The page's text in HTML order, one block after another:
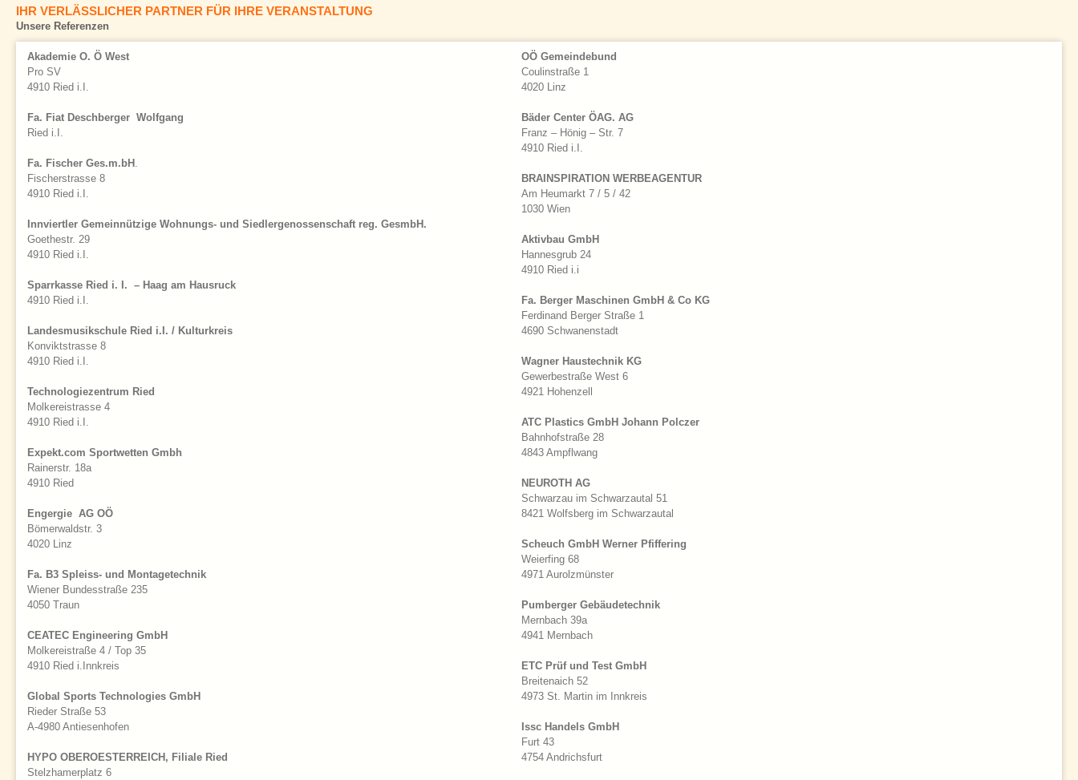
um
die
Social-
Media-
Schaltflächen
einzublenden.
beachten
Sie,
über
diese
Funktionen
benutzerbezogene
Dritte
übertragen
können.
um
die
Social-
Media-
Schaltflächen
einzublenden.
beachten
Sie,
über
diese
Funktionen
benutzerbezogene
an
Dritte
übertragen
können.
um
die
Social-
Media-
Schaltflächen
einzublenden.
beachten
Sie,
über
diese
Funktionen
benutzerbezogene
an
Dritte
übertragen
können.
IHR VERLÄSSLICHER PARTNER FÜR IHRE VERANSTALTUNG
Unsere Referenzen
Akademie O. Ö West
Pro SV
4910 Ried i.I.
Fa. Fiat Deschberger Wolfgang
Ried i.I.
Fa. Fischer Ges.m.bH
Fischerstrasse 8
4910 Ried i.I.
Innviertler Gemeinnützige Wohnungs- und Siedlergenossenschaft reg. GesmbH.
Goethestr. 29
4910 Ried i.I.
Sparrkasse Ried i. I. – Haag am Hausruck
4910 Ried i.I.
Landesmusikschule Ried i.I. / Kulturkreis
Konviktstrasse 8
4910 Ried i.I.
Technologiezentrum Ried
Molkereistrasse 4
4910 Ried i.I.
Expekt.com Sportwetten Gmbh
Rainerstr. 18a
4910 Ried
Engergie AG OÖ
Bömerwaldstr. 3
4020 Linz
Fa. B3 Spleiss- und Montagetechnik
Wiener Bundesstraße 235
4050 Traun
CEATEC Engineering GmbH
Molkereistraße 4 / Top 35
4910 Ried i.Innkreis
Global Sports Technologies GmbH
Rieder Straße 53
A-4980 Antiesenhofen
HYPO OBEROESTERREICH, Filiale Ried
Stelzhamerplatz 6
OÖ Gemeindebund
Coulinstraße 1
4020 Linz
Bäder Center ÖAG. AG
Franz – Hönig – Str. 7
4910 Ried i.I.
BRAINSPIRATION WERBEAGENTUR
Am Heumarkt 7 / 5 / 42
1030 Wien
Aktivbau GmbH
Hannesgrub 24
4910 Ried i.i
Fa. Berger Maschinen GmbH & Co KG
Ferdinand Berger Straße 1
4690 Schwanenstadt
Wagner Haustechnik KG
Gewerbestraße West 6
4921 Hohenzell
ATC Plastics GmbH Johann Polczer
Bahnhofstraße 28
4843 Ampflwang
NEUROTH AG
Schwarzau im Schwarzautal 51
8421 Wolfsberg im Schwarzautal
Scheuch GmbH Werner Pfiffering
Weierfing 68
4971 Aurolzmünster
Pumberger Gebäudetechnik
Mernbach 39a
4941 Mernbach
ETC Prüf und Test GmbH
Breitenaich 52
4973 St. Martin im Innkreis
Issc Handels GmbH
Furt 43
4754 Andrichsfurt